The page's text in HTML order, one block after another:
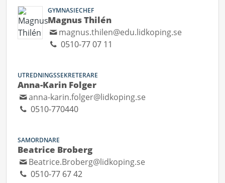
GYMNASIECHEF
Magnus Thilén
magnus.thilen@edu.lidkoping.se
0510-77 07 11
UTREDNINGSSEKRETERARE
Anna-Karin Folger
anna-karin.folger@lidkoping.se
0510-770440
SAMORDNARE
Beatrice Broberg
Beatrice.Broberg@lidkoping.se
0510-77 67 42